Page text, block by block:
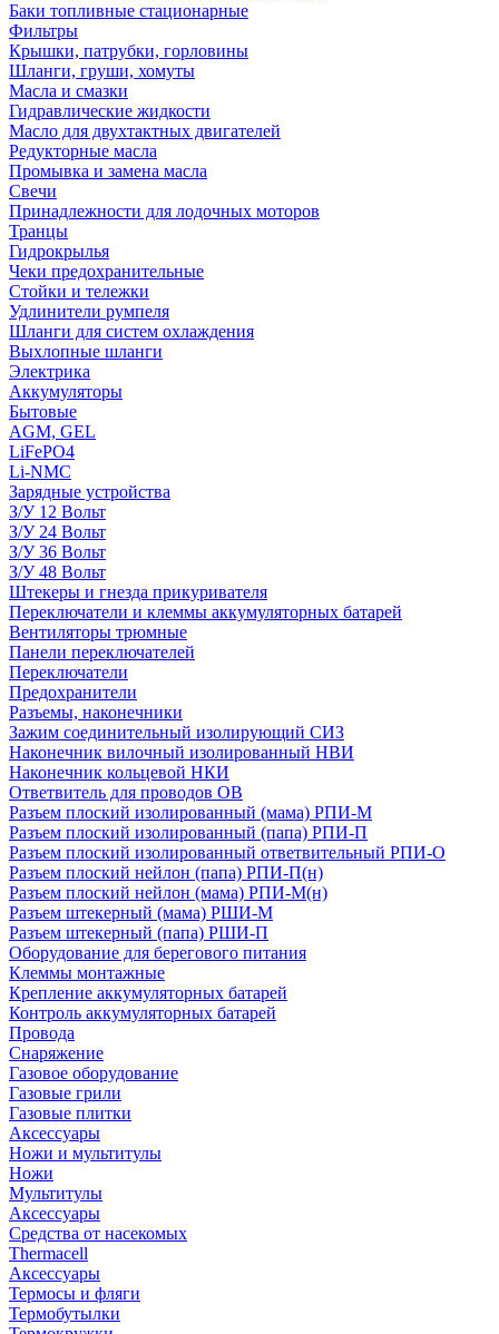
Баки топливные стационарные
Фильтры
Крышки, патрубки, горловины
Шланги, груши, хомуты
Масла и смазки
Гидравлические жидкости
Масло для двухтактных двигателей
Редукторные масла
Промывка и замена масла
Свечи
Принадлежности для лодочных моторов
Транцы
Гидрокрылья
Чеки предохранительные
Стойки и тележки
Удлинители румпеля
Шланги для систем охлаждения
Выхлопные шланги
Электрика
Аккумуляторы
Бытовые
AGM, GEL
LiFePO4
Li-NMC
Зарядные устройства
З/У 12 Вольт
З/У 24 Вольт
З/У 36 Вольт
З/У 48 Вольт
Штекеры и гнезда прикуривателя
Переключатели и клеммы аккумуляторных батарей
Вентиляторы трюмные
Панели переключателей
Переключатели
Предохранители
Разъемы, наконечники
Зажим соединительный изолирующий СИЗ
Наконечник вилочный изолированный НВИ
Наконечник кольцевой НКИ
Ответвитель для проводов ОВ
Разъем плоский изолированный (мама) РПИ-М
Разъем плоский изолированный (папа) РПИ-П
Разъем плоский изолированный ответвительный РПИ-О
Разъем плоский нейлон (папа) РПИ-П(н)
Разъем плоский нейлон (мама) РПИ-М(н)
Разъем штекерный (мама) РШИ-М
Разъем штекерный (папа) РШИ-П
Оборудование для берегового питания
Клеммы монтажные
Крепление аккумуляторных батарей
Контроль аккумуляторных батарей
Провода
Снаряжение
Газовое оборудование
Газовые грили
Газовые плитки
Аксессуары
Ножи и мультитулы
Ножи
Мультитулы
Аксессуары
Средства от насекомых
Thermacell
Аксессуары
Термосы и фляги
Термобутылки